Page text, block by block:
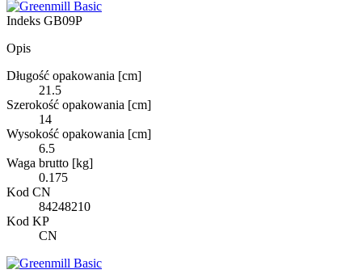
Indeks GB09P
Opis
Długość opakowania [cm]
21.5
Szerokość opakowania [cm]
14
Wysokość opakowania [cm]
6.5
Waga brutto [kg]
0.175
Kod CN
84248210
Kod KP
CN